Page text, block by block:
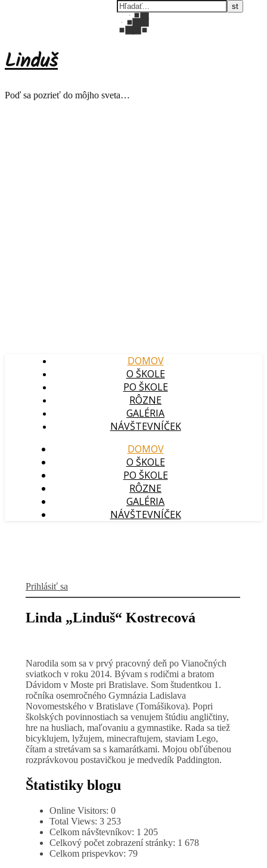
Linduš
Poď sa pozrieť do môjho sveta…
DOMOV
O ŠKOLE
PO ŠKOLE
RÔZNE
GALÉRIA
NÁVŠTEVNÍČEK
DOMOV
O ŠKOLE
PO ŠKOLE
RÔZNE
GALÉRIA
NÁVŠTEVNÍČEK
Prihlásiť sa
Linda „Linduš“ Kostrecová
Narodila som sa v prvý pracovný deň po Vianočných
sviatkoch v roku 2014. Bývam s rodičmi a bratom
Dávidom v Moste pri Bratislave. Som študentkou 1.
ročníka osemročného Gymnázia Ladislava
Novomestského v Bratislave (Tomášikova). Popri
školských povinnostiach sa venujem štúdiu angličtiny,
hre na husliach, maľovaniu a gymnastike. Rada sa tiež
bicyklujem, lyžujem, minecraftujem, staviam Lego,
čítam a stretávam sa s kamarátkami. Mojou obľúbenou
rozprávkovou postavičkou je medvedík Paddington.
Štatistiky blogu
Online Visitors: 0
Total Views: 3 253
Celkom návštevníkov: 1 205
Celkový počet zobrazení stránky: 1 678
Celkom prispevkov: 79